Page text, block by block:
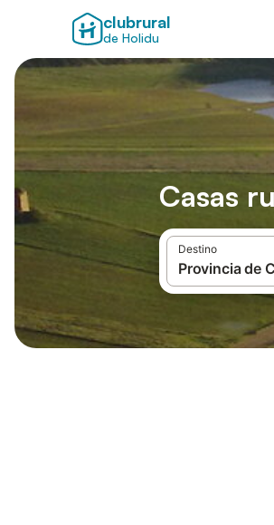
clubrural
de Holidu
Casas
Destino